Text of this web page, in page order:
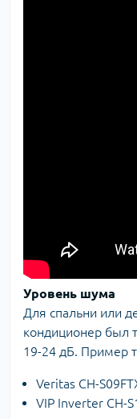
Уровень шума
Для спальни или
кондиционер был
19-24 дБ. Пример
Veritas CH-
VIP Inverter CH-